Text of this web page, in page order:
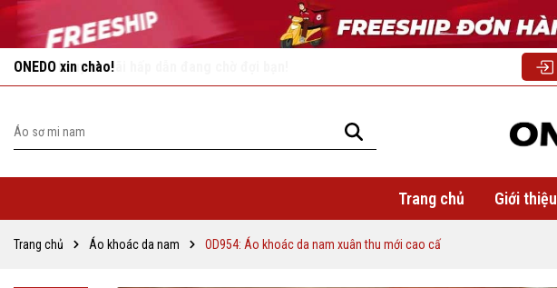
Vô vàn khuyến mãi hấp dẫn đang chờ đợi bạn!
Trang chủ Giới thiệu
Trang chủ Áo khoác da nam OD954: Áo khoác da nam xuân thu mới cao cấ